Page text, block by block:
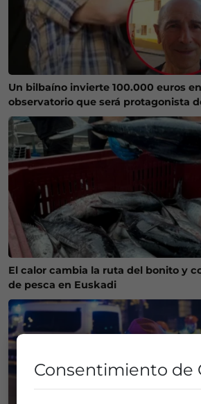
Un bilbaíno invierte 100.000 euros
observatorio que será protagonista
El calor cambia la ruta del bonito y
de pesca en Euskadi
Consentimiento de